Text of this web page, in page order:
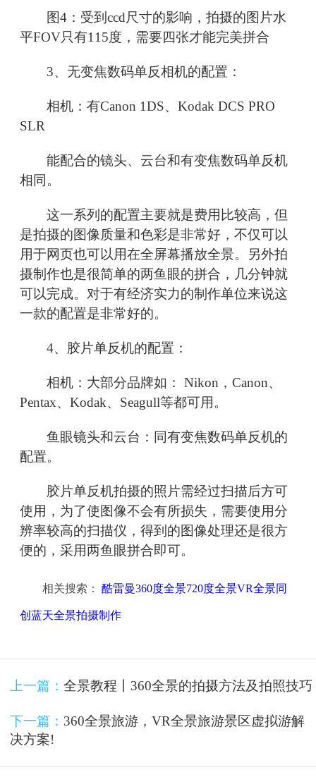
图4：受到ccd尺寸的影响，拍摄的图片水
平FOV只有115度，需要四张才能完美拼合
3、无变焦数码单反相机的配置：
相机：有Canon 1DS、Kodak DCS PRO
SLR
能配合的镜头、云台和有变焦数码单反机
相同。
这一系列的配置主要就是费用比较高，但
是拍摄的图像质量和色彩是非常好，不仅可以
用于网页也可以用在全屏幕播放全景。另外拍
摄制作也是很简单的两鱼眼的拼合，几分钟就
可以完成。对于有经济实力的制作单位来说这
一款的配置是非常好的。
4、胶片单反机的配置：
相机：大部分品牌如： Nikon，Canon、
Pentax、Kodak、Seagull等都可用。
鱼眼镜头和云台：同有变焦数码单反机的
配置。
胶片单反机拍摄的照片需经过扫描后方可
使用，为了使图像不会有所损失，需要使用分
辨率较高的扫描仪，得到的图像处理还是很方
便的，采用两鱼眼拼合即可。
相关搜索： 酷雷曼360度全景720度全景VR全景同
创蓝天全景拍摄制作
上一篇： 全景教程丨360全景的拍摄方法及拍照技巧
下一篇： 360全景旅游，VR全景旅游景区虚拟游解
决方案!